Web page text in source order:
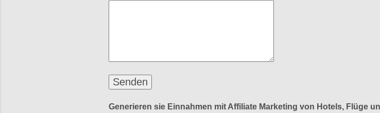
Generieren sie Einnahmen mit Affiliate Marketing von Hotels, Flüge